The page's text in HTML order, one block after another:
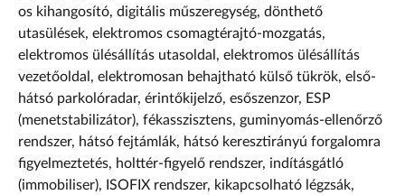
os kihangosító, digitális műszeregység, dönthető
utasülések, elektromos csomagtérajtó-mozgatás,
elektromos ülésállítás utasoldal, elektromos ülésállítás
vezetőoldal, elektromosan behajtható külső tükrök, első-
hátsó parkolóradar, érintőkijelző, esőszenzor, ESP
(menetstabilizátor), fékasszisztens, guminyomás-ellenőrző
rendszer, hátsó fejtámlák, hátsó keresztirányú forgalomra
figyelmeztetés, holttér-figyelő rendszer, indításgátló
(immobiliser), ISOFIX rendszer, kikapcsolható légzsák,